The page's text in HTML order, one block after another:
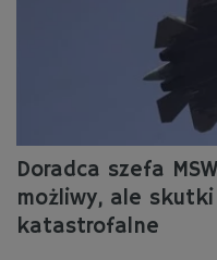
Doradca szefa
możliwy, ale
katastrofalne